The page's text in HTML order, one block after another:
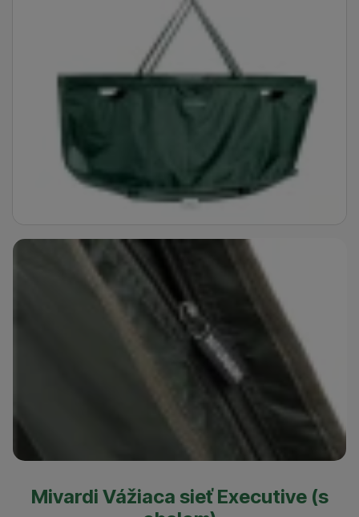
Mivardi Vážiaca sieť Executive (s